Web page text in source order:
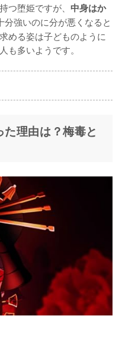
つ堕姫ですが、 中身はか
分強いのに分が悪くなると
める姿は子どものように
も多いようです。
た理由は？梅毒と